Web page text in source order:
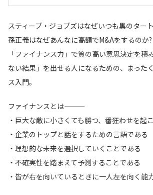
スティーブ・ジョブズはなぜいつも黒のター
孫正義はなぜあんなに高額でM&Aをするのか?
「ファイナンス力」で質の高い意思決定を積
ない結果」を出せる人になるための、まった
ス入門。
ファイナンスとは―――
・巨大な敵に小さくても勝つ、番狂わせを起
・企業のトップと話をするための言語である
・理想的な未来を選択していくことである
・不確実性を踏まえて予測することである
・皆が右を向いているときに一人左を向く能